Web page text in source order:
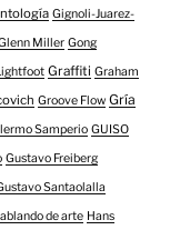
Gignoli-Juarez-
Miller Gong
Graffiti Graham
Groove Flow Gría
Samperio GUISO
Gustavo Freiberg
Santaolalla
de arte Hans